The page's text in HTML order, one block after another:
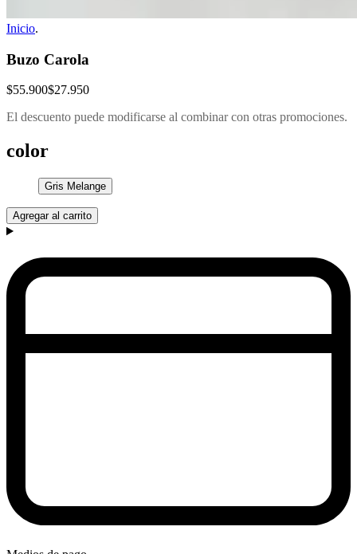
Inicio.
Buzo Carola
$55.900$27.950
El descuento puede modificarse al combinar con otras promociones.
color
Gris Melange
Agregar al carrito